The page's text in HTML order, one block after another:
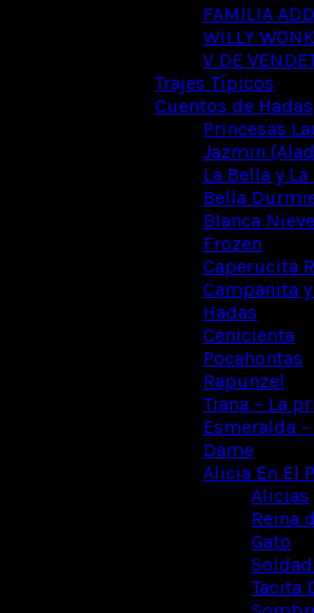
FAMILIA
WILLY
V DE
Trajes Típicos
Cuentos de Hadas
Princesas
Jazmin
La Bella y
Bella
Blanca
Frozen
Caperucita
Campanita
Hadas
Cenicienta
Pocahontas
Rapunzel
Tiana – La
Esmeralda
Dame
Alicia En El
Alicias
Reina
Gato
Tacita